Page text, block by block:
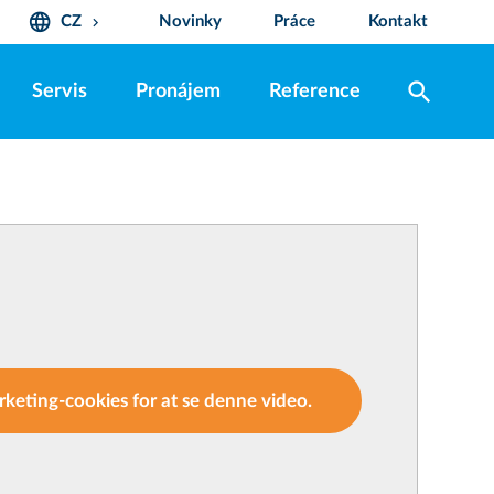
language CZ keyboard_arrow_down Novinky Práce Kontakt
Servis Pronájem Reference search
cookies for at se denne video.